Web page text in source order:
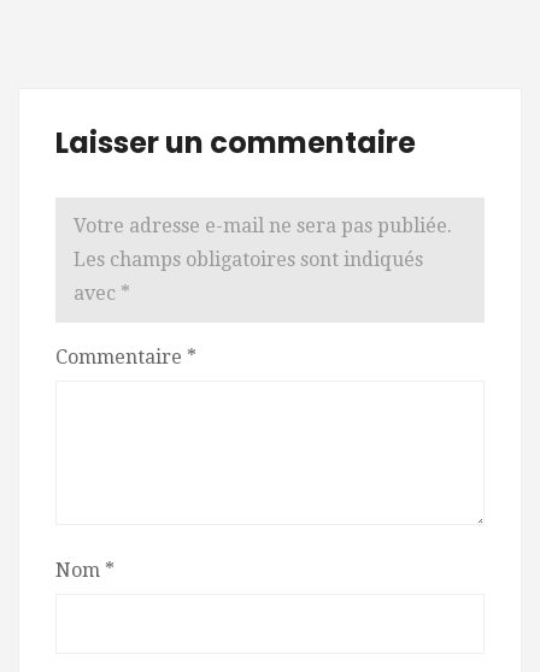
Laisser un commentaire
Votre adresse e-mail ne sera pas publiée.
Les champs obligatoires sont indiqués
avec *
Commentaire *
Nom *